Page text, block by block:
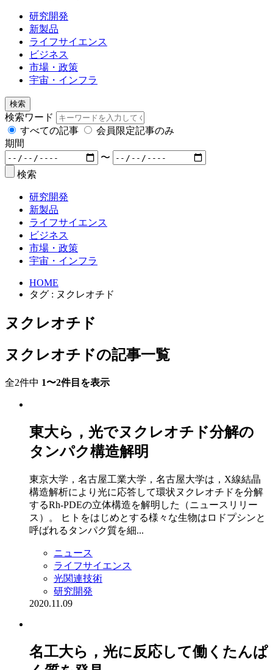
研究開発
新製品
ライフサイエンス
ビジネス
市場・政策
宇宙・インフラ
検索
検索ワード
すべての記事
会員限定記事のみ
期間
〜
検索
研究開発
新製品
ライフサイエンス
ビジネス
市場・政策
宇宙・インフラ
HOME
タグ : ヌクレオチド
ヌクレオチド
ヌクレオチドの記事一覧
全2件中 1〜2件目を表示
東大ら，光でヌクレオチド分解の
タンパク構造解明
東京大学，名古屋工業大学，名古屋大学は，X線結晶
構造解析により光に応答して環状ヌクレオチドを分解
するRh-PDEの立体構造を解明した（ニュースリリー
ス）。 ヒトをはじめとする様々な生物はロドプシンと
呼ばれるタンパク質を細...
ニュース
ライフサイエンス
光関連技術
研究開発
2020.11.09
名工大ら，光に反応して働くたんぱ